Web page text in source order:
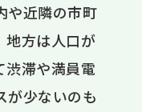
や近隣の市町
地方は人口が
渋滞や満員電
が少ないのも